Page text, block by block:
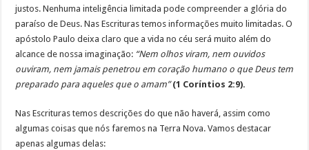
justos. Nenhuma inteligência limitada pode compreender a glória do
paraíso de Deus. Nas Escrituras temos informações muito limitadas. O
apóstolo Paulo deixa claro que a vida no céu será muito além do
alcance de nossa imaginação: “Nem olhos viram, nem ouvidos
ouviram, nem jamais penetrou em coração humano o que Deus tem
preparado para aqueles que o amam” (1 Coríntios 2:9).
Nas Escrituras temos descrições do que não haverá, assim como
algumas coisas que nós faremos na Terra Nova. Vamos destacar
apenas algumas delas: